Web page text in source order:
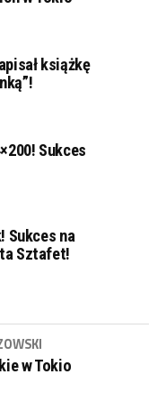
książkę
Sukces
Sukces na
Sztafet!
w Tokio